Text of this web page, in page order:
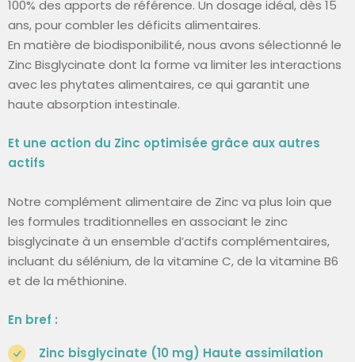
100% des apports de référence. Un dosage idéal, dès 15
ans, pour combler les déficits alimentaires.
En matière de biodisponibilité, nous avons sélectionné le
Zinc Bisglycinate dont la forme va limiter les interactions
avec les phytates alimentaires, ce qui garantit une
haute absorption intestinale.
Et une action du Zinc optimisée grâce aux autres
actifs
Notre complément alimentaire de Zinc va plus loin que
les formules traditionnelles en associant le zinc
bisglycinate à un ensemble d’actifs complémentaires,
incluant du sélénium, de la vitamine C, de la vitamine B6
et de la méthionine.
En bref :
Zinc bisglycinate (10 mg) Haute assimilation